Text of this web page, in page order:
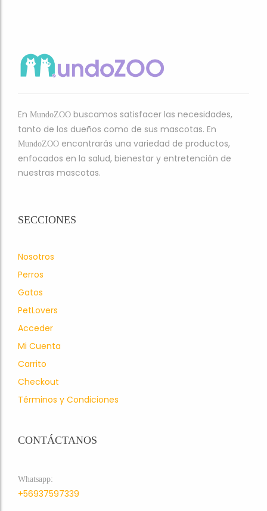
En MundoZOO buscamos satisfacer las necesidades,
tanto de los dueños como de sus mascotas. En
MundoZOO encontrarás una variedad de productos,
enfocados en la salud, bienestar y entretención de
nuestras mascotas.
SECCIONES
Nosotros
Perros
Gatos
PetLovers
Acceder
Mi Cuenta
Carrito
Checkout
Términos y Condiciones
CONTÁCTANOS
Whatsapp:
+56937597339